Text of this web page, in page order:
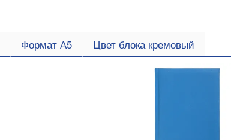
Формат А5 Цвет блока кремовый